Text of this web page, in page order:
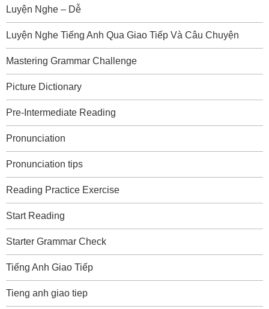
Luyện Nghe – Dễ
Luyện Nghe Tiếng Anh Qua Giao Tiếp Và Câu Chuyện
Mastering Grammar Challenge
Picture Dictionary
Pre-Intermediate Reading
Pronunciation
Pronunciation tips
Reading Practice Exercise
Start Reading
Starter Grammar Check
Tiếng Anh Giao Tiếp
Tieng anh giao tiep